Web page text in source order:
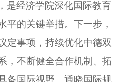
是经济学院深化国际教育
平的关键举措。下一步，
定事项，持续优化中德双
，不断健全合作机制、拓